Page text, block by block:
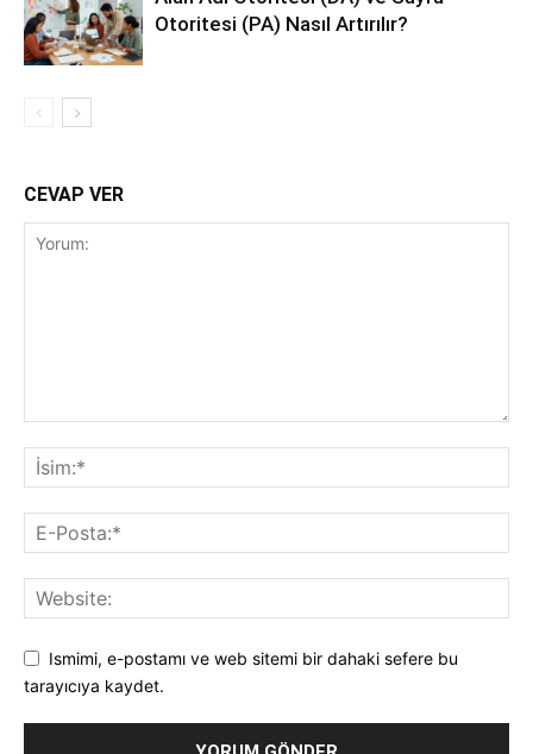
Otoritesi (PA) Nasıl Artırılır?
CEVAP VER
Ismimi, e-postamı ve web sitemi bir dahaki sefere bu
tarayıcıya kaydet.